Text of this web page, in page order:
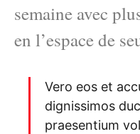
semaine avec
en l’espace de
Vero eos et
dignissimos
praesentium